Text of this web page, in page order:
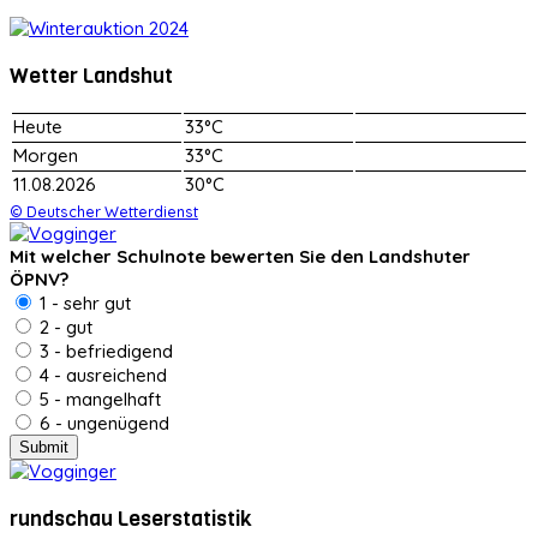
Wetter Landshut
Heute
33°C
Morgen
33°C
11.08.2026
30°C
© Deutscher Wetterdienst
Mit welcher Schulnote bewerten Sie den Landshuter
ÖPNV?
1 - sehr gut
2 - gut
3 - befriedigend
4 - ausreichend
5 - mangelhaft
6 - ungenügend
rundschau Leserstatistik